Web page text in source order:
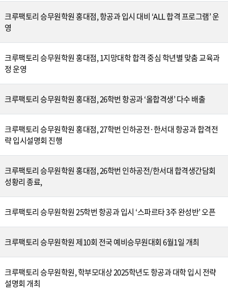
크루팩토리 승무원학원 홍대점, 항공과 입시 대비 ‘ALL 합격 프로그램’ 운
영
크루팩토리 승무원학원 홍대점, 1지망대학 합격 중심 학년별 맞춤 교육과
정 운영
크루팩토리 승무원학원 홍대점, 26학번 항공과 ‘올합격생’ 다수 배출
크루팩토리 승무원학원 홍대점, 27학번 인하공전·한서대 항공과 합격전
략 입시설명회 진행
크루팩토리 승무원학원 홍대점, 26학번 인하공전/한서대 합격생간담회
성황리 종료,
크루팩토리 승무원학원 25학번 항공과 입시 ‘스파르타 3주 완성반’ 오픈
크루팩토리 승무원학원 제10회 전국 예비승무원대회 6월1일 개최
크루팩토리 승무원학원, 학부모대상 2025학년도 항공과 대학 입시 전략
설명회 개최